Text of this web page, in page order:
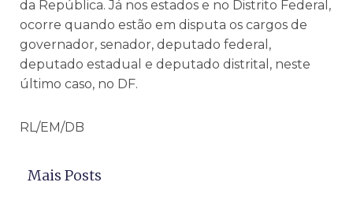
da República. Já nos estados e no Distrito Federal,
ocorre quando estão em disputa os cargos de
governador, senador, deputado federal,
deputado estadual e deputado distrital, neste
último caso, no DF.
RL/EM/DB
Mais Posts